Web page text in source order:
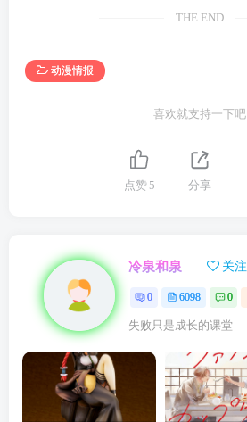
THE END
动漫情报
喜欢就支持一下吧
点赞 5 分享
冷泉和泉 关注
0 6098 0
失败只是成长的课堂